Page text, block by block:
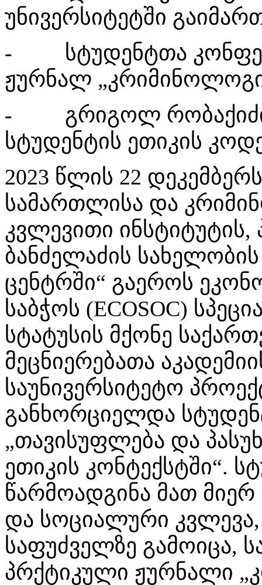
უნივერსიტეტში
- სტუდენტთა
ჟურნალ
- გრიგოლ რობაქიძის
სტუდენტის ეთიკის
2023 წლის 22
სამართლისა და
კვლევითი
ბანძელაძის
ცენტრში“ გაეროს
საბჭოს (ECOSOC)
სტატუსის მქონე
მეცნიერებათა
საუნივერსიტეტო
განხორციელდა
„თავისუფლება და
ეთიკის კონტექსტში“.
წარმოადგინა მათ
და სოციალური
საფუძველზე გამოიცა,
პრქტიკული ჟურნალი